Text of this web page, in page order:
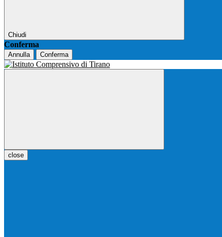
Chiudi
Conferma
Annulla Conferma
close